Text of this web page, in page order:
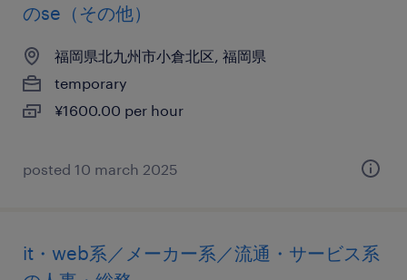
のse（その他）
福岡県北九州市小倉北区, 福岡県
temporary
¥1600.00 per hour
posted 10 march 2025
it・web系／メーカー系／流通・サービス系